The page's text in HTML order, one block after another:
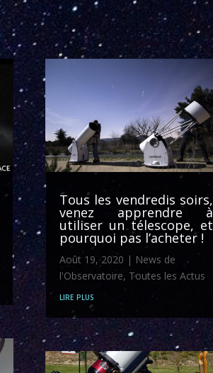
Tous les vendredis soirs,
venez apprendre à
utiliser un télescope, et
pourquoi pas l’acheter !
Août 19, 2020 | News de
l'Observatoire, Toutes les Actus
lire plus